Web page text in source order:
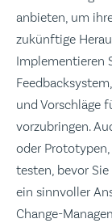
anbieten, um
zukünftige
Implementieren
und Vorschläge
vorzubringen.
oder
testen, bevor
ein sinnvoller
Change-